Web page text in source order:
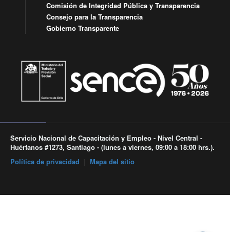
Comisión de Integridad Pública y Transparencia
Consejo para la Transparencia
Gobierno Transparente
Servicio Nacional de Capacitación y Empleo - Nivel Central -
Huérfanos #1273, Santiago - (lunes a viernes, 09:00 a 18:00 hrs.).
Política de privacidad
Mapa del sitio